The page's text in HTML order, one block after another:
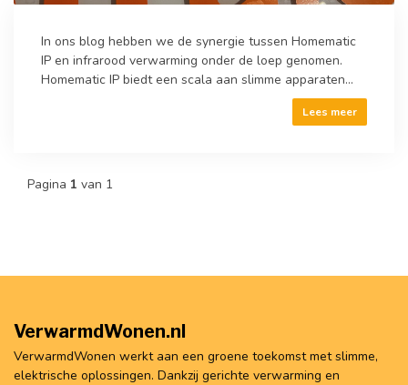
In ons blog hebben we de synergie tussen Homematic
IP en infrarood verwarming onder de loep genomen.
Homematic IP biedt een scala aan slimme apparaten...
Lees meer
Pagina 1 van 1
VerwarmdWonen.nl
VerwarmdWonen werkt aan een groene toekomst met slimme,
elektrische oplossingen. Dankzij gerichte verwarming en